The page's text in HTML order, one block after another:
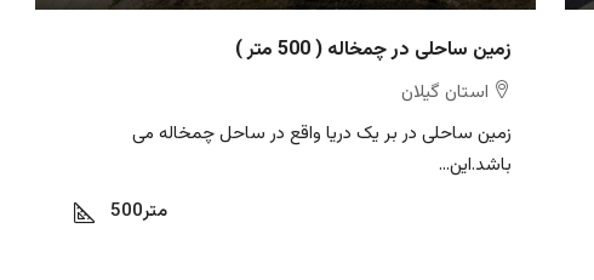
زمین ساحلی در چمخاله ( 500 متر )
استان گیلان
زمین ساحلی در بر یک دریا واقع در ساحل چمخاله می
باشد.این...
500متر